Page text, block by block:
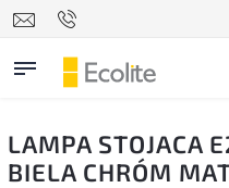
LAMPA STOJACA
BIELA CHRÓM